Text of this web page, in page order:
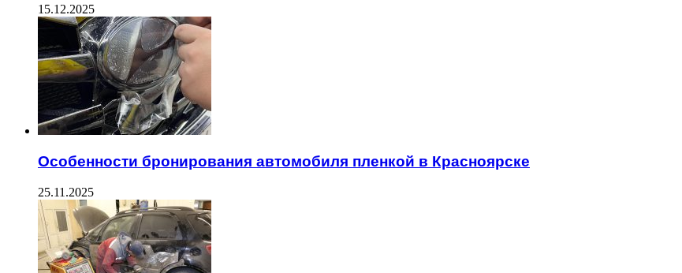
15.12.2025
Особенности бронирования автомобиля пленкой в Красноярске
25.11.2025